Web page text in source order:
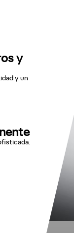
y
y un